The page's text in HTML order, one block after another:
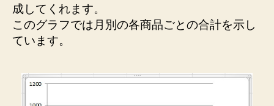
成してくれます。
このグラフでは月別の各商品ごとの合計を示し
ています。